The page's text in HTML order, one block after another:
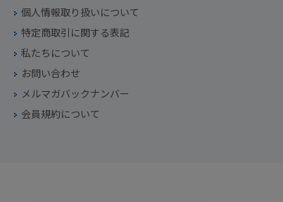
個人情報取り扱いについて
特定商取引に関する表記
私たちについて
お問い合わせ
メルマガバックナンバー
会員規約について